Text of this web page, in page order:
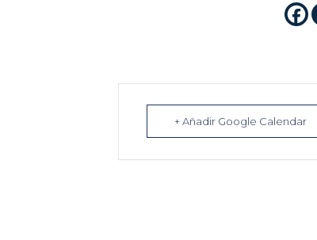
+ Añadir Google Calendar